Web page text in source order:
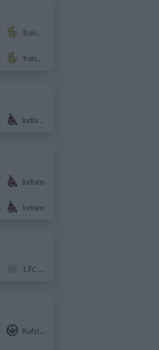
Traiskirchen Grasshoppers
Traiskirchen Grasshoppers
Indians 2
Indians
Indians
1,FC St. Peter
Kufstein Vikings U16